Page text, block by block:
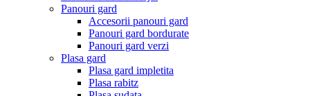
Panouri gard
Accesorii panouri gard
Panouri gard bordurate
Panouri gard verzi
Plasa gard
Plasa gard impletita
Plasa rabitz